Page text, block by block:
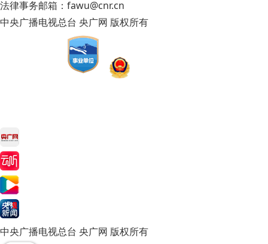
法律事务邮箱：fawu@cnr.cn
中央广播电视总台 央广网 版权所有
中央广播电视总台 央广网 版权所有